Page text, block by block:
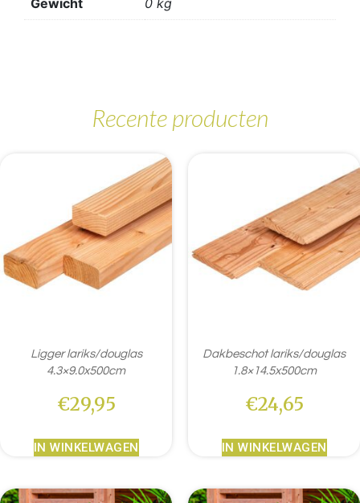
Gewicht 0 kg
Recente producten
Ligger lariks/douglas
4.3×9.0x500cm
€29,95
IN WINKELWAGEN
Dakbeschot lariks/douglas
1.8×14.5x500cm
€24,65
IN WINKELWAGEN